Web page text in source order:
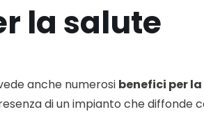
la salute
anche numerosi benefici per
di un impianto che diffonde